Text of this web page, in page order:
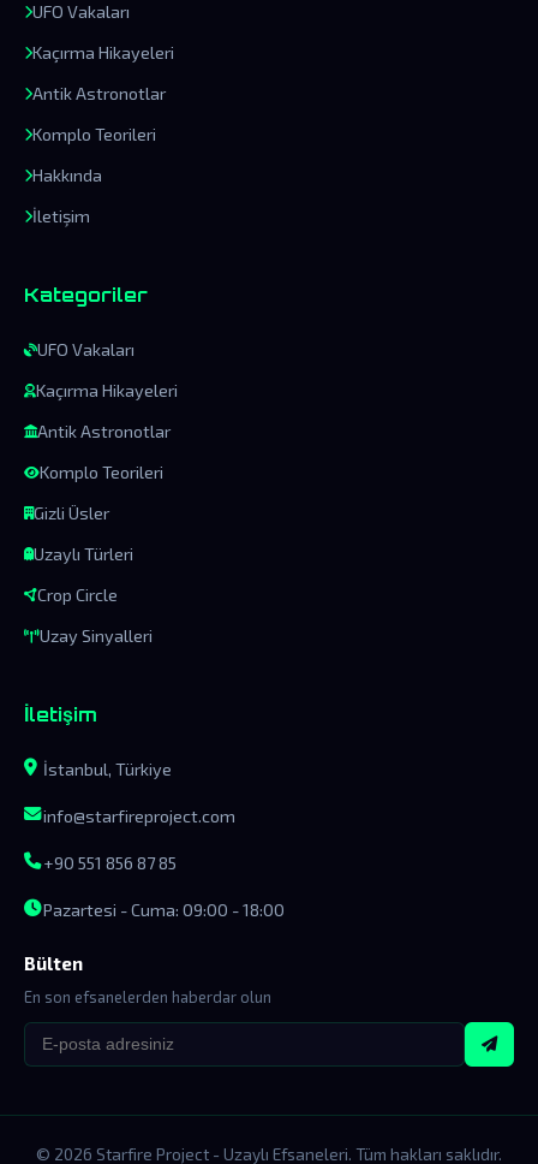
UFO Vakaları
Kaçırma Hikayeleri
Antik Astronotlar
Komplo Teorileri
Hakkında
İletişim
Kategoriler
UFO Vakaları
Kaçırma Hikayeleri
Antik Astronotlar
Komplo Teorileri
Gizli Üsler
Uzaylı Türleri
Crop Circle
Uzay Sinyalleri
İletişim
İstanbul, Türkiye
info@starfireproject.com
+90 551 856 87 85
Pazartesi - Cuma: 09:00 - 18:00
Bülten
En son efsanelerden haberdar olun
© 2026 Starfire Project - Uzaylı Efsaneleri. Tüm hakları saklıdır.